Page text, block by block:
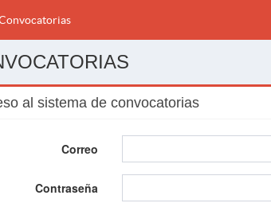
al sistema de convocatorias
Correo
Contraseña